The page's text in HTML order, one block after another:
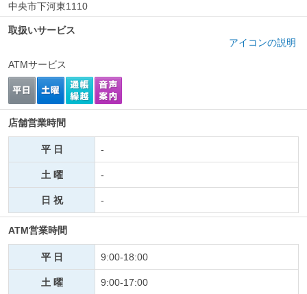
中央市下河東1110
取扱いサービス
アイコンの説明
ATMサービス
店舗営業時間
平 日 -
土 曜 -
日 祝 -
ATM営業時間
平 日 9:00-18:00
土 曜 9:00-17:00